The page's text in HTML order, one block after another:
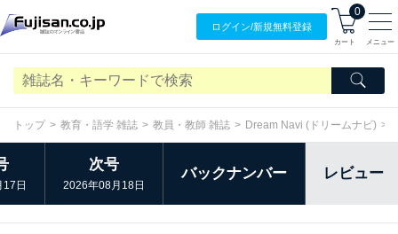
ログイン/新規無料登録
0
カート メニュー
トップ 教育・語学 雑誌 教員・教師 雑誌 Dream Navi (ドリームナビ)
17日
次号
2026年08月18日
バックナンバー レビュー